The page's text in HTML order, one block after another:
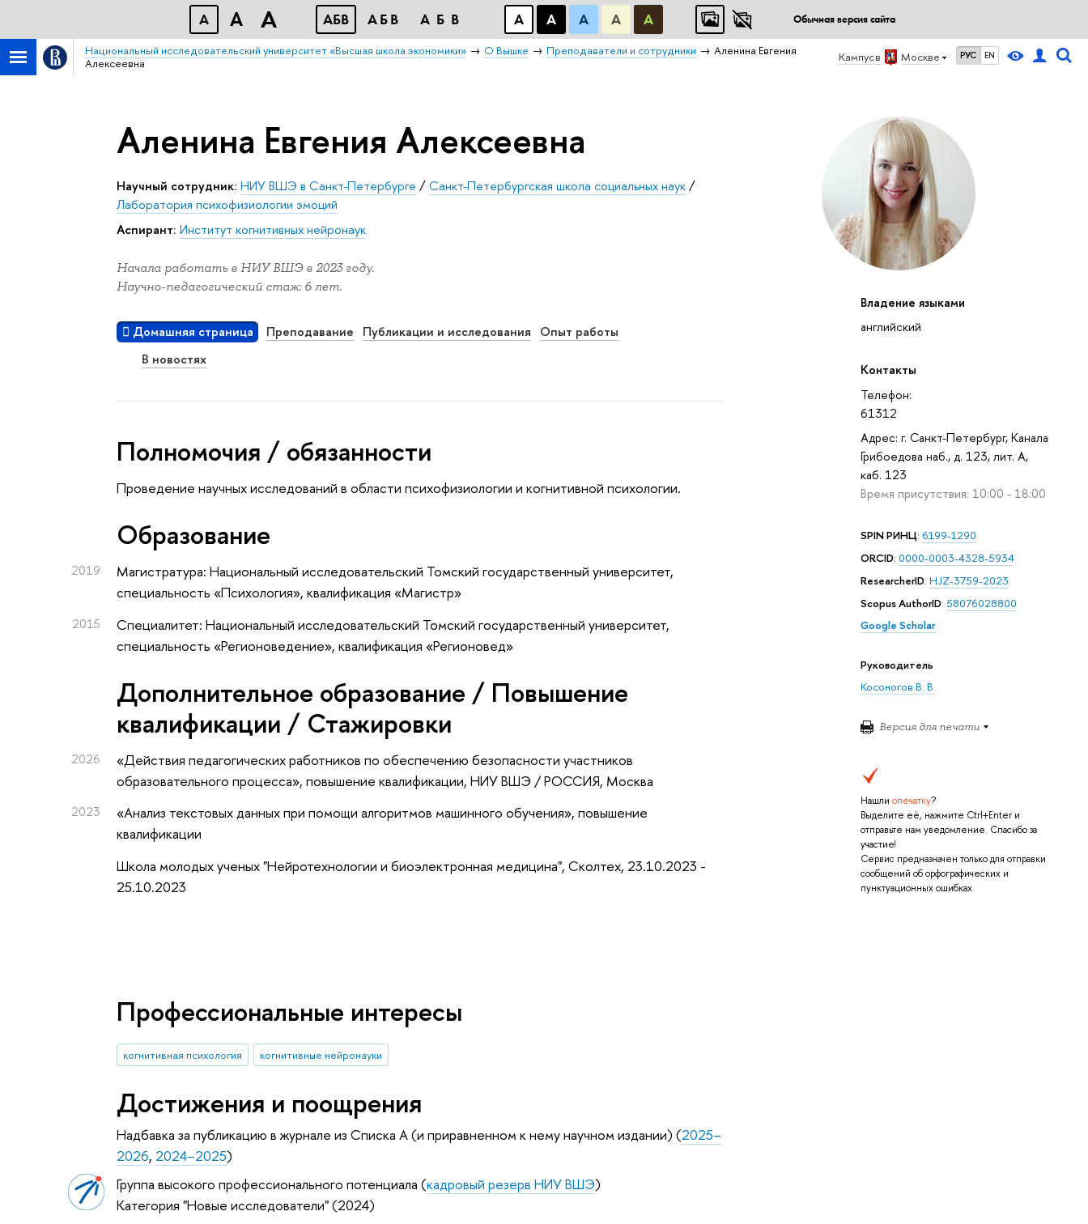
A A A АБB АБB АБB А А А А А Обычная версия сайта
Кампус в Москве РУС EN
Национальный исследовательский университет «Высшая школа экономики» О Вышке Преподаватели и сотрудники
Аленина Евгения
Алексеевна
Владение языками
английский
Контакты
Телефон:
61312
Адрес: г. Санкт-Петербург, Канала
Грибоедова наб., д. 123, лит. А,
каб. 123
Время присутствия: 10:00 - 18:00
SPIN РИНЦ: 6199-1290
ORCID: 0000-0003-4328-5934
ResearcherID: HJZ-3759-2023
Scopus AuthorID: 58076028800
Google Scholar
Руководитель
Косоногов В. В.
Версия для печати
Нашли опечатку?
Выделите её, нажмите Ctrl+Enter и
отправьте нам уведомление. Спасибо за
участие!
Сервис предназначен только для отправки
сообщений об орфографических и
пунктуационных ошибках.
Аленина Евгения Алексеевна
Научный сотрудник: НИУ ВШЭ в Санкт-Петербурге /Санкт-Петербургская школа социальных наук/
Лаборатория психофизиологии эмоций
Аспирант: Институт когнитивных нейронаук
Начала работать в НИУ ВШЭ в 2023 году.
Научно-педагогический стаж: 6 лет.
Домашняя страница Преподавание Публикации и исследования
Опыт работы
В новостях
Полномочия / обязанности
Проведение научных исследований в области психофизиологии и когнитивной психологии.
Oбразование
2019
Магистратура: Национальный исследовательский Томский государственный университет,
специальность «Психология», квалификация «Магистр»
2015
Специалитет: Национальный исследовательский Томский государственный университет,
специальность «Регионоведение», квалификация «Регионовед»
Дополнительное образование / Повышение
квалификации / Стажировки
2026
«Действия педагогических работников по обеспечению безопасности участников
образовательного процесса», повышение квалификации, НИУ ВШЭ / РОССИЯ, Москва
2023 «Анализ текстовых данных при помощи алгоритмов машинного обучения», повышение
квалификации
Школа молодых ученых "Нейротехнологии и биоэлектронная медицина", Сколтех, 23.10.2023 -
25.10.2023
Профессиональные интересы
когнитивная психология когнитивные нейронауки
Достижения и поощрения
Надбавка за публикацию в журнале из Списка А (и приравненном к нему научном издании) (2025–
2026, 2024–2025)
Группа высокого профессионального потенциала (кадровый резерв НИУ ВШЭ)
Категория "Новые исследователи" (2024)